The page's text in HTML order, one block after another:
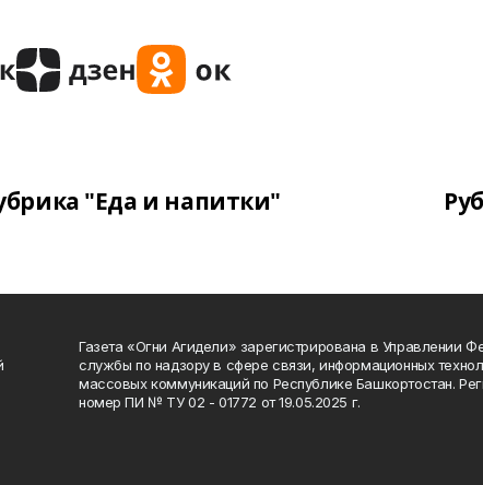
"Еда и напитки"
Газета «Огни Агидели» зарегистрирована в Управлении
службы по надзору в сфере связи, информационных
массовых коммуникаций по Республике Башкортостан.
номер ПИ № ТУ 02 - 01772 от 19.05.2025 г.